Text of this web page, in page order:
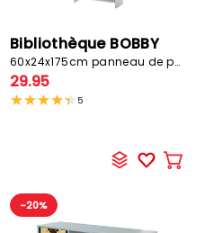
Bibliothèque BOBBY
60x24x175cm panneau de particules
29.95
5
Ajouter
-20%